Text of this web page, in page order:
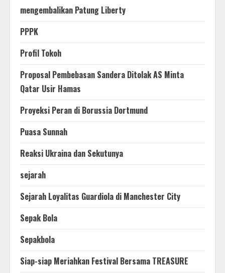
mengembalikan Patung Liberty
PPPK
Profil Tokoh
Proposal Pembebasan Sandera Ditolak AS Minta
Qatar Usir Hamas
Proyeksi Peran di Borussia Dortmund
Puasa Sunnah
Reaksi Ukraina dan Sekutunya
sejarah
Sejarah Loyalitas Guardiola di Manchester City
Sepak Bola
Sepakbola
Siap-siap Meriahkan Festival Bersama TREASURE